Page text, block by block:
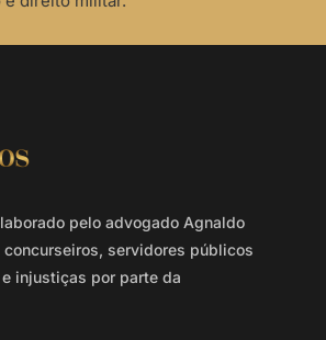
pelo advogado Agnaldo
servidores públicos
injustiças por parte da